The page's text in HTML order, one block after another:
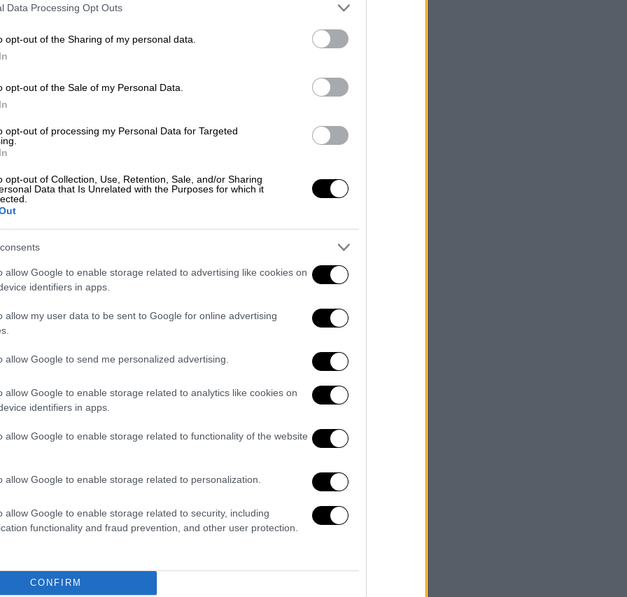
Data Processing Opt Outs
opt-out of the Sharing of my personal data.
opt-out of the Sale of my Personal Data.
opt-out of processing my Personal Data for Targeted
opt-out of Collection, Use, Retention, Sale, and/or Sharing
Data that Is Unrelated with the Purposes for which it
allow Google to enable storage related to advertising like cookies on
identifiers in apps.
allow my user data to be sent to Google for online advertising
allow Google to send me personalized advertising.
allow Google to enable storage related to analytics like cookies on
identifiers in apps.
allow Google to enable storage related to functionality of the website
allow Google to enable storage related to personalization.
allow Google to enable storage related to security, including
functionality and fraud prevention, and other user protection.
CONFIRM
όπου οι αποδοχές μας μειώθηκαν κατά
η εισφορά αλληλεγγύης 2%, πάγωσε η
η κυβέρνηση προκαλεί με τα ψίχουλα
τους εργαζόμενους στο
να ζήσει στα νησιά με ενοίκιο
με 734 ευρώ καθαρά τον μήνα.
ίδιο ισχύει και για τις άλλες
κυβέρνηση δεν έχει χρήματα για τους
τους ημέτερους. Τους Διοικητές των
– τα δικά της παιδιά – στους
ημέτερους.
να αντιδράσουμε όλοι μαζί ΕΝΩΤΙΚΑ
και βροντοφωνάξαμε ΦΤΑΝΕΙ ΠΙΑ.
με νέα απεργία και διεκδικούμε ζωή με
κι όχι αυξήσεις – κοροϊδία του 1,5
της ακρίβειας.
των εργαζομένων στο Δημόσιο,
η ακρίβεια κι ο πληθωρισμός.
μας
της διετίας 2016 – 17